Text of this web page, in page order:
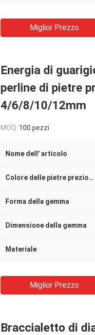
Miglior Prezzo
Energia di
perline di pietre
4/6/8/10/12mm
MOQ: 100 pezzi
Nome dell' articolo
Colore delle pietre preziose
Forma della gemma
Dimensione della gemma
Materiale
Miglior Prezzo
Braccialetto di